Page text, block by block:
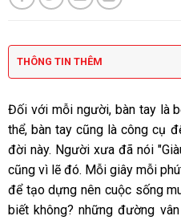
THÔNG TIN THÊM
Đối với mỗi người, bàn tay là
thể, bàn tay cũng là công cụ
đời này. Người xưa đã nói
cũng vì lẽ đó. Mỗi giây mỗi
để tạo dựng nên cuộc sống
biết không? những đường